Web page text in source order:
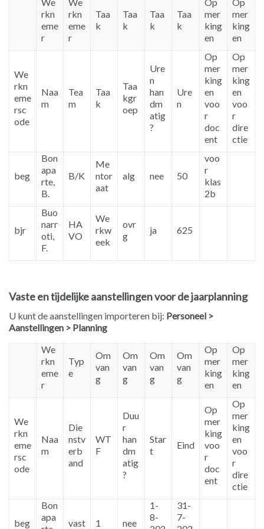
rkn
eme
r
rkn
eme
r
Taa
k
Taa
k
Taa
k
Taa
k
mer
king
en
mer
king
en
We
rkn
eme
rsc
ode
Naa
m
Tea
m
Taa
k
Taa
kgr
oep
Ure
n
han
dm
atig
?
Ure
n
Op
mer
king
en
voo
r
doc
ent
Op
mer
king
en
voo
r
dire
ctie
beg
Bon
apa
rte,
B.
B/K
Me
ntor
aat
alg nee 50
voo
r
klas
2b
bjr
Buo
narr
oti,
F.
HA
VO
We
rkw
eek
ovr
g
ja 625
Vaste en tijdelijke aanstellingen voor de jaarplanning
U kunt de aanstellingen importeren bij: Personeel >
Aanstellingen > Planning
We
rkn
eme
r
Typ
e
Om
van
g
Om
van
g
Om
van
g
Om
van
g
Op
mer
king
en
Op
mer
king
en
We
rkn
eme
rsc
ode
Naa
m
Die
nstv
erb
and
WT
F
Duu
r
han
dm
atig
?
Star
t
Eind
Op
mer
king
voo
r
doc
ent
Op
mer
king
en
voo
r
dire
ctie
beg
Bon
apa
vast 1 nee
1-
8-
31-
7-